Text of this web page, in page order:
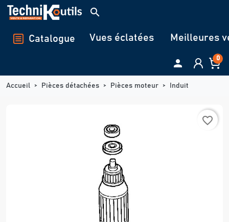
Panneau de gestion des cookies
search
Catalogue Vues éclatées Meilleures
 0
Accueil Pièces détachées Pièces moteur Induit
favorite_border